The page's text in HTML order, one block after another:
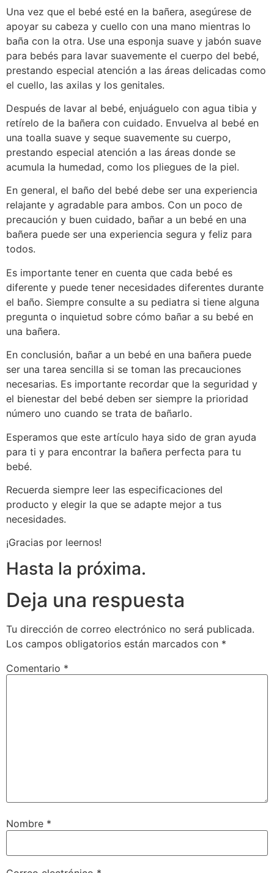
Una vez que el bebé esté en la bañera, asegúrese de
apoyar su cabeza y cuello con una mano mientras lo
baña con la otra. Use una esponja suave y jabón suave
para bebés para lavar suavemente el cuerpo del bebé,
prestando especial atención a las áreas delicadas como
el cuello, las axilas y los genitales.
Después de lavar al bebé, enjuáguelo con agua tibia y
retírelo de la bañera con cuidado. Envuelva al bebé en
una toalla suave y seque suavemente su cuerpo,
prestando especial atención a las áreas donde se
acumula la humedad, como los pliegues de la piel.
En general, el baño del bebé debe ser una experiencia
relajante y agradable para ambos. Con un poco de
precaución y buen cuidado, bañar a un bebé en una
bañera puede ser una experiencia segura y feliz para
todos.
Es importante tener en cuenta que cada bebé es
diferente y puede tener necesidades diferentes durante
el baño. Siempre consulte a su pediatra si tiene alguna
pregunta o inquietud sobre cómo bañar a su bebé en
una bañera.
En conclusión, bañar a un bebé en una bañera puede
ser una tarea sencilla si se toman las precauciones
necesarias. Es importante recordar que la seguridad y
el bienestar del bebé deben ser siempre la prioridad
número uno cuando se trata de bañarlo.
Esperamos que este artículo haya sido de gran ayuda
para ti y para encontrar la bañera perfecta para tu
bebé.
Recuerda siempre leer las especificaciones del
producto y elegir la que se adapte mejor a tus
necesidades.
¡Gracias por leernos!
Hasta la próxima.
Deja una respuesta
Tu dirección de correo electrónico no será publicada.
Los campos obligatorios están marcados con *
Comentario *
Nombre *